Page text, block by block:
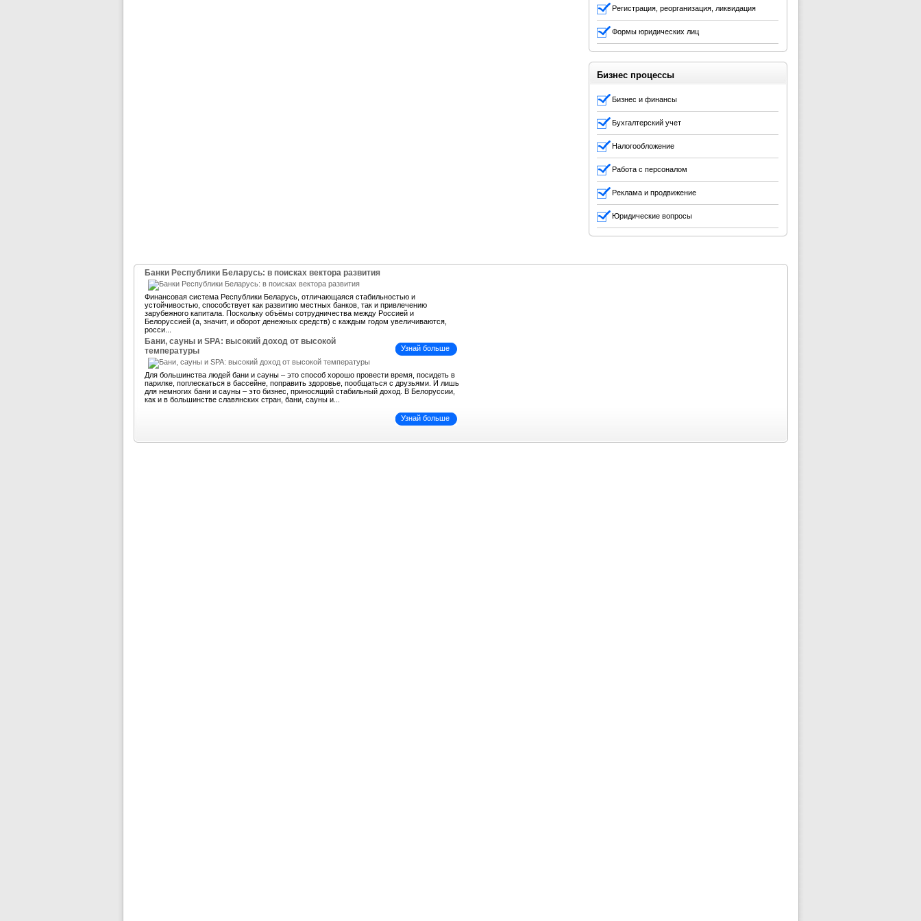
Регистрация, реорганизация, ликвидация
Формы юридических лиц
Бизнес процессы
Бизнес и финансы
Бухгалтерский учет
Налогообложение
Работа с персоналом
Реклама и продвижение
Юридические вопросы
Банки Республики Беларусь: в поисках вектора развития
Финансовая система Республики Беларусь, отличающаяся стабильностью и
устойчивостью, способствует как развитию местных банков, так и привлечению
зарубежного капитала. Поскольку объёмы сотрудничества между Россией и
Белоруссией (а, значит, и оборот денежных средств) с каждым годом увеличиваются,
росси...
Узнай больше
Бани, сауны и SPA: высокий доход от высокой
температуры
Для большинства людей бани и сауны – это способ хорошо провести время, посидеть в
парилке, поплескаться в бассейне, поправить здоровье, пообщаться с друзьями. И лишь
для немногих бани и сауны – это бизнес, приносящий стабильный доход. В Белоруссии,
как и в большинстве славянских стран, бани, сауны и...
Узнай больше